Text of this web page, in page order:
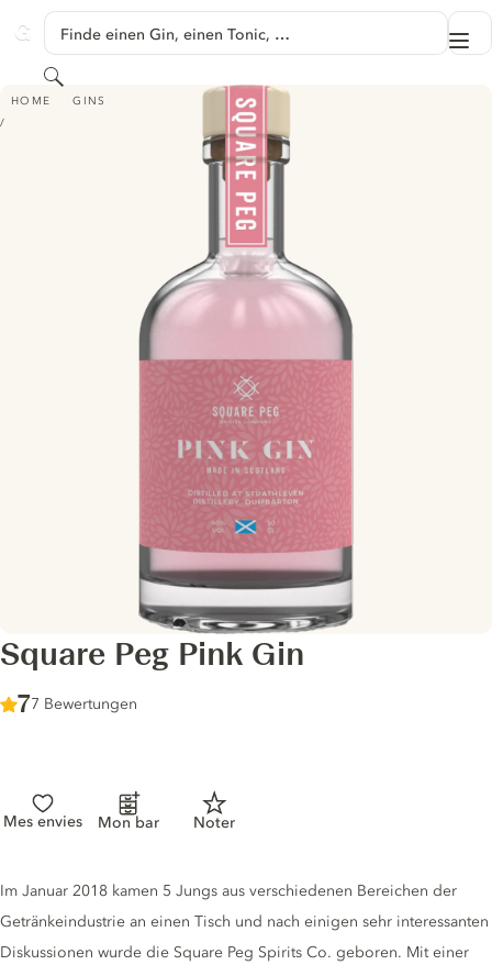
GINVENTORY
Finde einen Gin, einen Tonic, …
Suchen
HOME GINS
SQUARE PEG PINK GIN
Square Peg Pink Gin
Score :
7/ 10
7 Bewertungen
Mes envies Mon bar Noter
Gin description
Im Januar 2018 kamen 5 Jungs aus verschiedenen Bereichen der
Getränkeindustrie an einen Tisch und nach einigen sehr interessanten
Diskussionen wurde die Square Peg Spirits Co. geboren. Mit einer